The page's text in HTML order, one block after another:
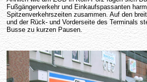
Fußgängerverkehr und Einkaufspassanten
Spitzenverkehrszeiten zusammen. Auf den
und der Rück- und Vorderseite des Terminals
Busse zu kurzen Pausen.